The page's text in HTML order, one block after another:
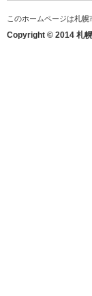
このホームページは札
Copyright © 2014 札